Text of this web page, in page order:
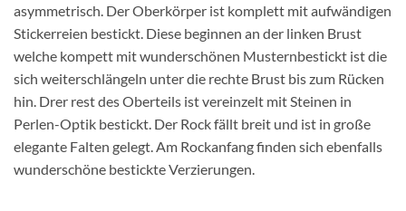
asymmetrisch. Der Oberkörper ist komplett mit aufwändigen
Stickerreien bestickt. Diese beginnen an der linken Brust
welche kompett mit wunderschönen Musternbestickt ist die
sich weiterschlängeln unter die rechte Brust bis zum Rücken
hin. Drer rest des Oberteils ist vereinzelt mit Steinen in
Perlen-Optik bestickt. Der Rock fällt breit und ist in große
elegante Falten gelegt. Am Rockanfang finden sich ebenfalls
wunderschöne bestickte Verzierungen.